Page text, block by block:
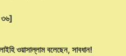
ওয়াসাল্লাম বলেছেন, সাবধান!